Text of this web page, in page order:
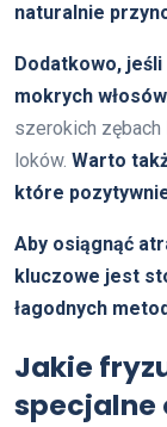
naturalnie
Dodatkowo,
mokrych
szerokich
loków. Warto
które
Aby osiągnąć
kluczowe jest
łagodnych
Jakie
specjalne